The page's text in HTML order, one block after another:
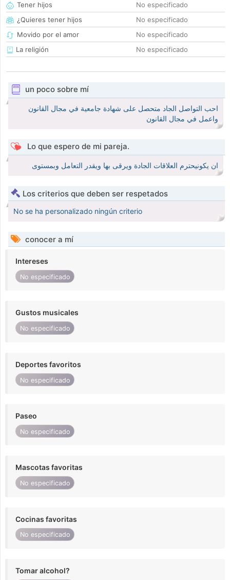
Tener hijos
No especificado
¿Quieres tener hijos
No especificado
Movido por el amor
No especificado
La religión
No especificado
un poco sobre mí
احب التواصل الجاد متحصل على شهادة جامعية في مجال القانون
واعمل في مجال القانون
Lo que espero de mi pareja.
ان يكونيحترم العلاقات الجادة ويرقى بها ويقدر التعامل وبمستوى
Los criterios que deben ser respetados
No se ha personalizado ningún criterio
conocer a mí
Intereses
No especificado
Gustos musicales
No especificado
Deportes favoritos
No especificado
Paseo
No especificado
Mascotas favoritas
No especificado
Cocinas favoritas
No especificado
Tomar alcohol?